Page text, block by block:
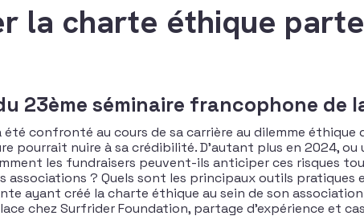
la charte éthique
23ème séminaire francophone de
confronté au cours de sa carrière au dilemme éthique
pourrait nuire à sa crédibilité. D’autant plus en 2024,
les fundraisers peuvent-ils anticiper ces risques
associations ? Quels sont les principaux outils pratiques
ayant créé la charte éthique au sein de son
chez Surfrider Foundation, partage d’expérience et